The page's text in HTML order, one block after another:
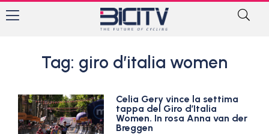
Tag: giro d’italia women
Celia Gery vince la settima
tappa del Giro d’Italia
Women. In rosa Anna van der
Breggen